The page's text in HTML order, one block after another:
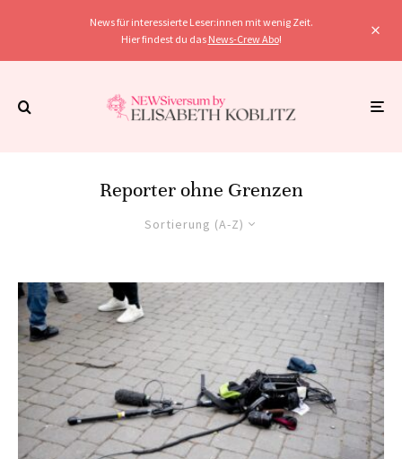
News für interessierte Leser:innen mit wenig Zeit.
Hier findest du das News-Crew Abo!
Reporter ohne Grenzen
Sortierung (A-Z)